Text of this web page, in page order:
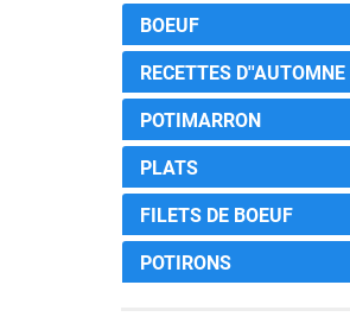
BOEUF
RECETTES D''AUTOMNE
POTIMARRON
PLATS
FILETS DE BOEUF
POTIRONS